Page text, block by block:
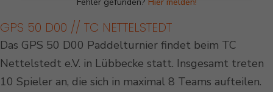
GPS 50 D00 // TC NETTELSTEDT
Das GPS 50 D00 Paddelturnier findet beim TC
Nettelstedt e.V. in Lübbecke statt. Insgesamt treten
10 Spieler an, die sich in maximal 8 Teams aufteilen.